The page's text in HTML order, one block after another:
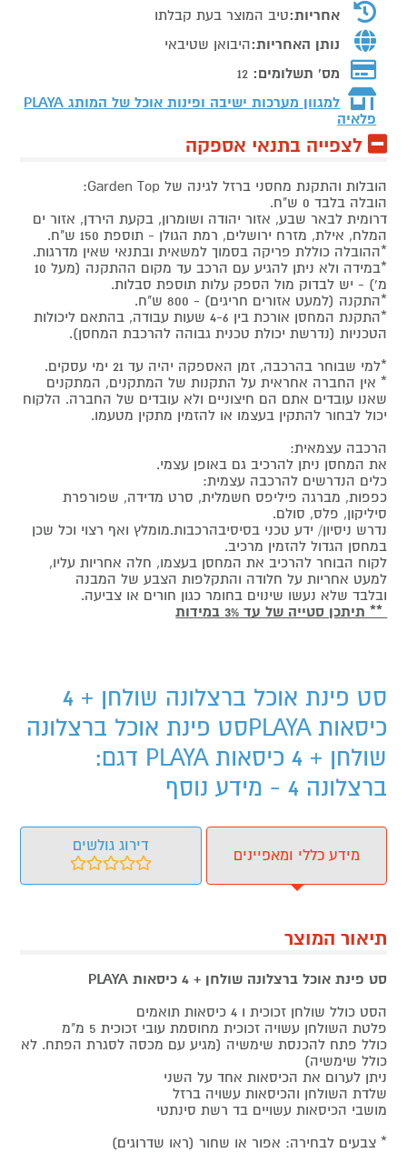
אחריות:טיב המוצר בעת קבלתו
נותן האחריות:היבואן שטיבאי
מס' תשלומים: 12
למגוון מערכות ישיבה ופינות אוכל של המותג PLAYA
פלאיה
לצפייה בתנאי אספקה
הובלות והתקנת מחסני ברזל לגינה של Garden Top:
הובלה בלבד 0 ש"ח.
דרומית לבאר שבע, אזור יהודה ושומרון, בקעת הירדן, אזור ים
המלח, אילת, מזרח ירושלים, רמת הגולן - תוספת 150 ש"ח.
*ההובלה כוללת פריקה בסמוך למשאית ובתנאי שאין מדרגות.
*במידה ולא ניתן להגיע עם הרכב עד מקום ההתקנה (מעל 10
מ') - יש לבדוק מול הספק עלות תוספת סבלות.
*התקנה (למעט אזורים חריגים) - 800 ש"ח.
*התקנת המחסן אורכת בין 4-6 שעות עבודה, בהתאם ליכולות
הטכניות (נדרשת יכולת טכנית גבוהה להרכבת המחסן).
*למי שבוחר בהרכבה, זמן האספקה יהיה עד 21 ימי עסקים.
* אין החברה אחראית על התקנות של המתקנים, המתקנים
שאנו עובדים אתם הם חיצוניים ולא עובדים של החברה. הלקוח
יכול לבחור להתקין בעצמו או להזמין מתקין מטעמו.
הרכבה עצמאית:
את המחסן ניתן להרכיב גם באופן עצמי.
כלים הנדרשים להרכבה עצמית:
כפפות, מברגה פיליפס חשמלית, סרט מדידה, שפורפרת
סיליקון, פלס, סולם.
נדרש ניסיון/ ידע טכני בסיסיבהרכבות.מומלץ ואף רצוי וכל שכן
במחסן הגדול להזמין מרכיב.
לקוח הבוחר להרכיב את המחסן בעצמו, חלה אחריות עליו,
למעט אחריות על חלודה והתקלפות הצבע של המבנה
ובלבד שלא נעשו שינוים בחומר כגון חורים או צביעה.
** תיתכן סטייה של עד 3% במידות
סט פינת אוכל ברצלונה שולחן + 4
כיסאות PLAYAסט פינת אוכל ברצלונה
שולחן + 4 כיסאות PLAYA דגם:
ברצלונה 4 - מידע נוסף
מידע כללי ומאפיינים
דירוג גולשים
תיאור המוצר
סט פינת אוכל ברצלונה שולחן + 4 כיסאות PLAYA
הסט כולל שולחן זכוכית ו 4 כיסאות תואמים
פלטת השולחן עשויה זכוכית מחוסמת עובי זכוכית 5 מ"מ
כולל פתח להכנסת שימשיה (מגיע עם מכסה לסגרת הפתח. לא
כולל שימשיה)
ניתן לערום את הכיסאות אחד על השני
שלדת השולחן והכיסאות עשויה ברזל
מושבי הכיסאות עשויים בד רשת סינתטי
* צבעים לבחירה: אפור או שחור (ראו שדרוגים)